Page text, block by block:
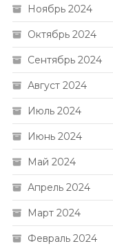
Ноябрь 2024
Октябрь 2024
Сентябрь 2024
Август 2024
Июль 2024
Июнь 2024
Май 2024
Апрель 2024
Март 2024
Февраль 2024